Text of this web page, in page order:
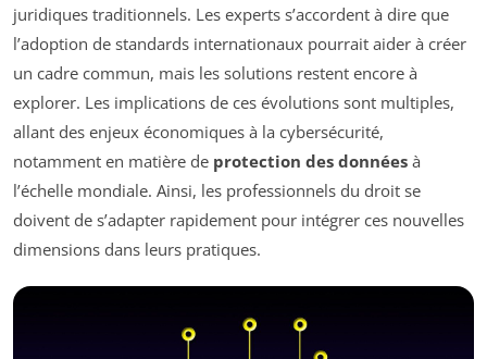
juridiques traditionnels. Les experts s’accordent à dire que
l’adoption de standards internationaux pourrait aider à créer
un cadre commun, mais les solutions restent encore à
explorer. Les implications de ces évolutions sont multiples,
allant des enjeux économiques à la cybersécurité,
notamment en matière de protection des données à
l’échelle mondiale. Ainsi, les professionnels du droit se
doivent de s’adapter rapidement pour intégrer ces nouvelles
dimensions dans leurs pratiques.